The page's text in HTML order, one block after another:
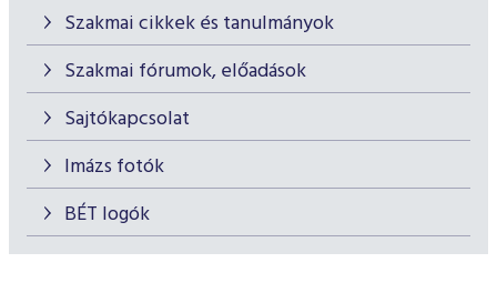
Szakmai cikkek és tanulmányok
Szakmai fórumok, előadások
Sajtókapcsolat
Imázs fotók
BÉT logók